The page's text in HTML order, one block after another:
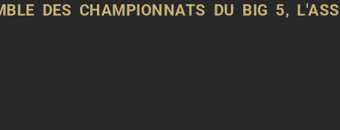
DES CHAMPIONNATS DU BIG 5,